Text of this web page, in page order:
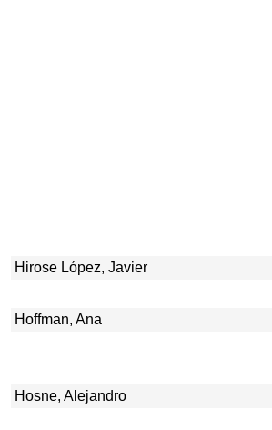
Hirose López, Javier
Hoffman, Ana
Hosne, Alejandro